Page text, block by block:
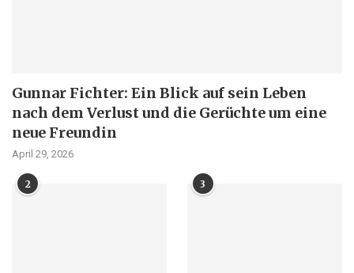
Gunnar Fichter: Ein Blick auf sein Leben
nach dem Verlust und die Gerüchte um eine
neue Freundin
April 29, 2026
2 3